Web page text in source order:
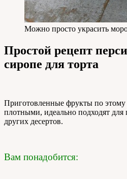
Можно просто украсить
Простой рецепт
сиропе для торта
Приготовленные фрукты по этому
плотными, идеально подходят для
других десертов.
Вам понадобится: